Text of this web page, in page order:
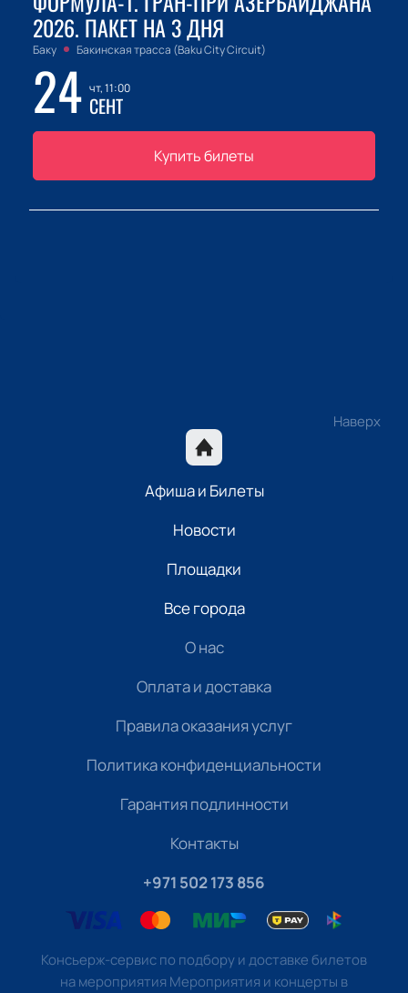
2026. ПАКЕТ НА 3 ДНЯ
Баку Бакинская трасса (Baku City Circuit)
24 чт, 11:00
СЕНТ
Купить билеты
Наверх
Афиша и Билеты
Новости
Площадки
Все города
О нас
Оплата и доставка
Правила оказания услуг
Политика конфиденциальности
Гарантия подлинности
Контакты
+971 502 173 856
Консьерж-сервис по подбору и доставке билетов
на мероприятия Мероприятия и концерты в